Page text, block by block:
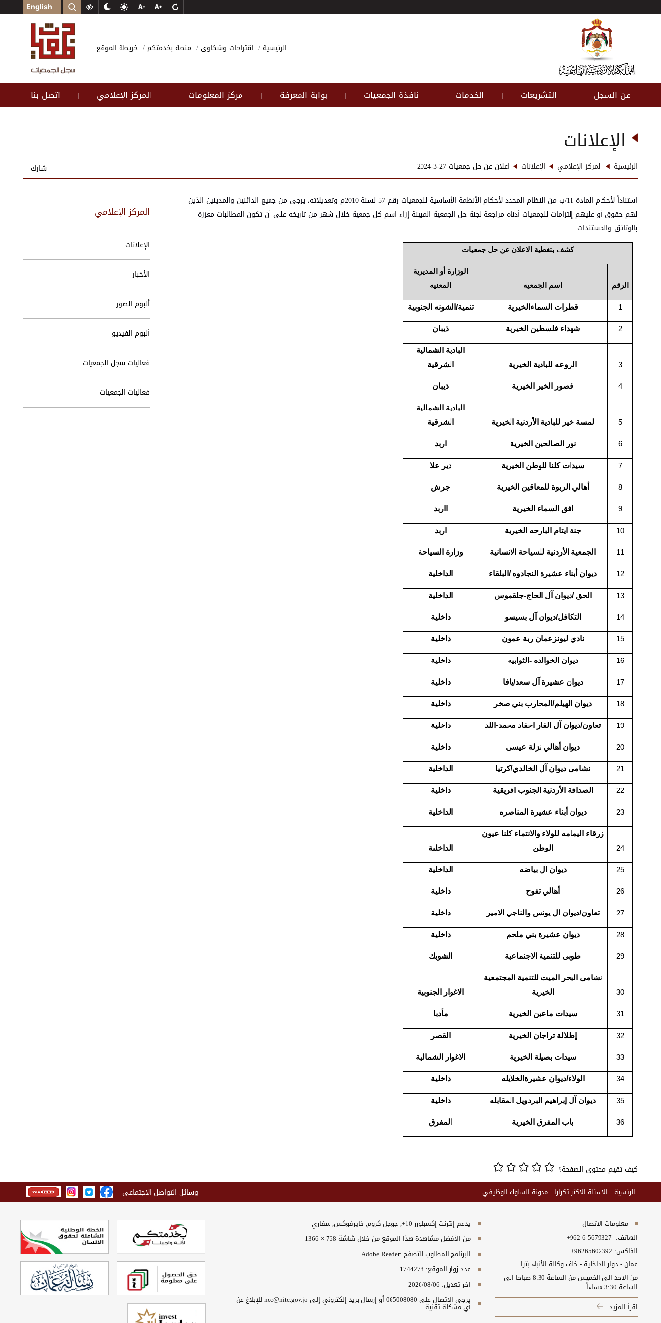
English
الرئيسية اقتراحات وشكاوى منصة بخدمتكم خريطة الموقع
عن السجل | التشريعات | الخدمات | نافذة الجمعيات | بوابة المعرفة | مركز المعلومات | المركز الإعلامي | اتصل بنا
الإعلانات
الرئيسية المركز الإعلامي الإعلانات اعلان عن حل جمعيات 27-3-2024 شارك
استناداً لأحكام المادة 11/ب من النظام المحدد لأحكام الأنظمة الأساسية للجمعيات رقم 57 لسنة 2010م وتعديلاته، يرجى من جميع الدائنين والمدينين الذين
لهم حقوق أو عليهم إلتزامات للجمعيات أدناه مراجعة لجنة حل الجمعية المبينة إزاء اسم كل جمعية خلال شهر من تاريخه على أن تكون المطالبات معززة
بالوثائق والمستندات.
كشف بتغطية الاعلان عن حل جمعيات
الرقم اسم الجمعية
الوزارة أو المديرية
المعنية
1 قطرات السماءالخيرية تنمية/الشونه الجنوبية
2 شهداء فلسطين الخيرية ذيبان
3 الروعه للبادية الخيرية
البادية الشمالية
الشرقية
4 قصور الخير الخيرية ذيبان
5 لمسة خير للبادية الأردنية الخيرية
البادية الشمالية
الشرقية
6 نور الصالحين الخيرية اربد
7 سيدات كلنا للوطن الخيرية دير علا
8 أهالي الربوة للمعاقين الخيرية جرش
9 افق السماء الخيرية ااربد
10 جنة ايتام البارحه الخيرية اربد
11 الجمعية الأردنية للسياحة الانسانية وزارة السياحة
12 ديوان أبناء عشيرة النجادوه /البلقاء الداخلية
13 الحق /ديوان آل الحاج-جلقموس الداخلية
14 التكافل/ديوان آل بسيسو داخلية
15 نادي ليونزعمان ربة عمون داخلية
16 ديوان الخوالده -الثوابيه داخلية
17 ديوان عشيرة آل سعد/يافا داخلية
18 ديوان الهيلم/المحارب بني صخر داخلية
19 تعاون/ديوان آل الفار احفاد محمد-اللد داخلية
20 ديوان أهالي نزلة عيسى داخلية
21 نشامى ديوان آل الخالدي/كرتيا الداخلية
22 الصداقة الأردنية الجنوب افريقية داخلية
23 ديوان أبناء عشيرة المناصره الداخلية
24
زرقاء اليمامه للولاء والانتماء كلنا عيون
الوطن
الداخلية
25 ديوان ال بياضه الداخلية
26 أهالي تفوح داخلية
27 تعاون/ديوان ال يونس والناجي الامير داخلية
28 ديوان عشيرة بني ملحم داخلية
29 طوبى للتنمية الاجنماعية الشوبك
30
نشامى البحر الميت للتنمية المجتمعية
الخيرية
الاغوار الجنوبية
31 سيدات ماعين الخيرية مأدبا
32 إطلالة تراجان الخيرية القصر
33 سيدات بصيلة الخيرية الاغوار الشمالية
34 الولاء/ديوان عشيرةالخلايله داخلية
35 ديوان آل إبراهيم البردويل المقابله داخلية
36 باب المفرق الخيرية المفرق
المركز الإعلامي
الإعلانات
الأخبار
ألبوم الصور
ألبوم الفيديو
فعاليات سجل الجمعيات
فعاليات الجمعيات
كيف تقيم محتوى الصفحة؟
الرئسية الاسئلة الاكثر تكرارا مدونة السلوك الوظيفي وسائل التواصل الاجتماعي
معلومات الاتصال
الهاتف: +962 6 5679327
الفاكس: +96265602392
عمان - دوار الداخلية - خلف وكالة الأنباء بترا
من الاحد الى الخميس من الساعة 8:30 صباحا الى
الساعة 3:30 مساءاً
اقرأ المزيد
يدعم إنترنت إكسبلورر 10+, جوجل كروم, فايرفوكس, سفاري
من الأفضل مشاهدة هذا الموقع من خلال شاشة 768 × 1366
البرنامج المطلوب للتصفح :Adobe Reader
عدد زوار الموقع: 1744278
اخر تعديل: 2026/08/06
يرجى الاتصال على 065008080 أو إرسال بريد إلكتروني إلى ncc@nitc.gov.jo للإبلاغ عن
أي مشكلة تقنية